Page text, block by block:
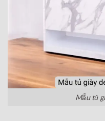
Mẫu tủ